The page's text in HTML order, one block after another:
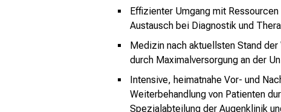
Effizienter Umgang mit
Austausch bei Diagnostik und
Medizin nach aktuellsten Stand
durch Maximalversorgung an der
Intensive, heimatnahe Vor- und
Weiterbehandlung von Patienten
Spezialabteilung der Augenklinik